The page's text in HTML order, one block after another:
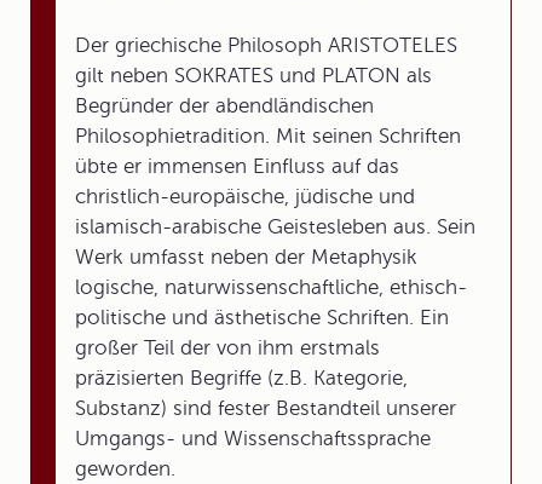
Der griechische Philosoph ARISTOTELES
gilt neben SOKRATES und PLATON als
Begründer der abendländischen
Philosophietradition. Mit seinen Schriften
übte er immensen Einfluss auf das
christlich-europäische, jüdische und
islamisch-arabische Geistesleben aus. Sein
Werk umfasst neben der Metaphysik
logische, naturwissenschaftliche, ethisch-
politische und ästhetische Schriften. Ein
großer Teil der von ihm erstmals
präzisierten Begriffe (z.B. Kategorie,
Substanz) sind fester Bestandteil unserer
Umgangs- und Wissenschaftssprache
geworden.